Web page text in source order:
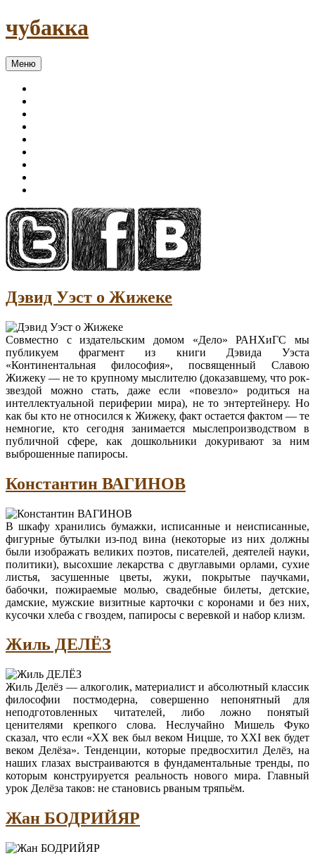
чубакка
Меню
Дэвид Уэст о Жижеке
Совместно с издательским домом «Дело» РАНХиГС мы
публикуем фрагмент из книги Дэвида Уэста
«Континентальная философия», посвященный Славою
Жижеку — не то крупному мыслителю (доказавшему, что рок-
звездой можно стать, даже если «повезло» родиться на
интеллектуальной периферии мира), не то энтертейнеру. Но
как бы кто не относился к Жижеку, факт остается фактом — те
немногие, кто сегодня занимается мыслепроизводством в
публичной сфере, как дошкольники докуривают за ним
выброшенные папиросы.
Константин ВАГИНОВ
В шкафу хранились бумажки, исписанные и неисписанные,
фигурные бутылки из-под вина (некоторые из них должны
были изображать великих поэтов, писателей, деятелей науки,
политики), высохшие лекарства с двуглавыми орлами, сухие
листья, засушенные цветы, жуки, покрытые паучками,
бабочки, пожираемые молью, свадебные билеты, детские,
дамские, мужские визитные карточки с коронами и без них,
кусочки хлеба с гвоздем, папиросы с веревкой и набор клизм.
Жиль ДЕЛЁЗ
Жиль Делёз — алкоголик, материалист и абсолютный классик
философии постмодерна, совершенно непонятный для
неподготовленных читателей, либо ложно понятый
ценителями крепкого слова. Неслучайно Мишель Фуко
сказал, что если «ХХ век был веком Ницше, то XXI век будет
веком Делёза». Тенденции, которые предвосхитил Делёз, на
наших глазах выстраиваются в фундаментальные тренды, по
которым конструируется реальность нового мира. Главный
урок Делёза таков: не становись рваным тряпьём.
Жан БОДРИЙЯР